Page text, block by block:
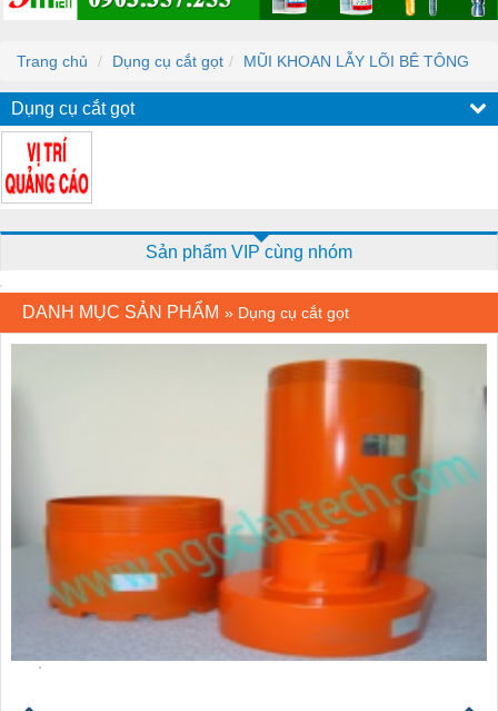
Trang chủ Dụng cụ cắt gọt MŨI KHOAN LẪY LÕI BÊ TÔNG
Dụng cụ cắt gọt
Sản phẩm VIP cùng nhóm
DANH MỤC SẢN PHẨM » Dụng cụ cắt gọt